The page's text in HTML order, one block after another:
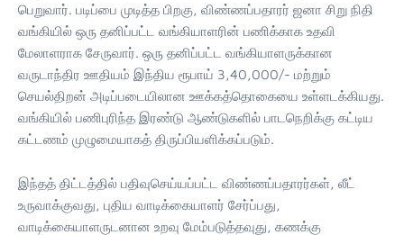
பெறுவார். படிப்பை முடித்த பிறகு, விண்ணப்பதாரர் ஜனா சிறு நிதி
வங்கியில் ஒரு தனிப்பட்ட வங்கியாளரின் பணிக்காக உதவி
மேலாளராக சேருவார். ஒரு தனிப்பட்ட வங்கியாளருக்கான
வருடாந்திர ஊதியம் இந்திய ரூபாய் 3,40,000/- மற்றும்
செயல்திறன் அடிப்படையிலான ஊக்கத்தொகையை உள்ளடக்கியது.
வங்கியில் பணிபுரிந்த இரண்டு ஆண்டுகளில் பாடநெறிக்கு கட்டிய
கட்டணம் முழுமையாகத் திருப்பியளிக்கப்படும்.
இந்தத் திட்டத்தில் பதிவுசெய்யப்பட்ட விண்ணப்பதாரர்கள், லீட்
உருவாக்குவது, புதிய வாடிக்கையாளர் சேர்ப்பது,
வாடிக்கையாளருடனான உறவு மேம்படுத்தவுது, கணக்கு